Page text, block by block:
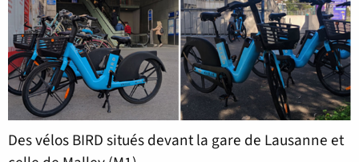
Des vélos BIRD situés devant la gare de Lausanne et